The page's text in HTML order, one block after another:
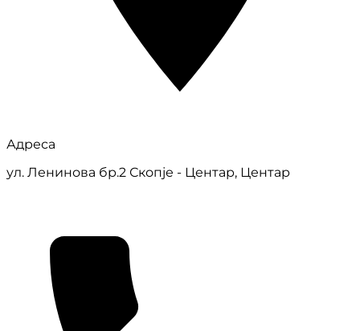
Адреса
ул. Ленинова бр.2 Скопје - Центар, Центар